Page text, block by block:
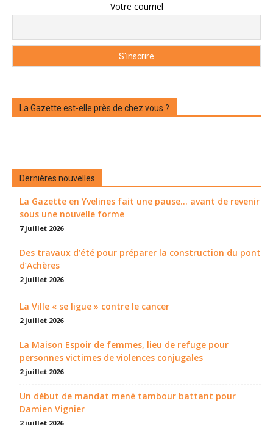
Votre courriel
La Gazette est-elle près de chez vous ?
Dernières nouvelles
La Gazette en Yvelines fait une pause... avant de revenir
sous une nouvelle forme
7 juillet 2026
Des travaux d’été pour préparer la construction du pont
d’Achères
2 juillet 2026
La Ville « se ligue » contre le cancer
2 juillet 2026
La Maison Espoir de femmes, lieu de refuge pour
personnes victimes de violences conjugales
2 juillet 2026
Un début de mandat mené tambour battant pour
Damien Vignier
2 juillet 2026